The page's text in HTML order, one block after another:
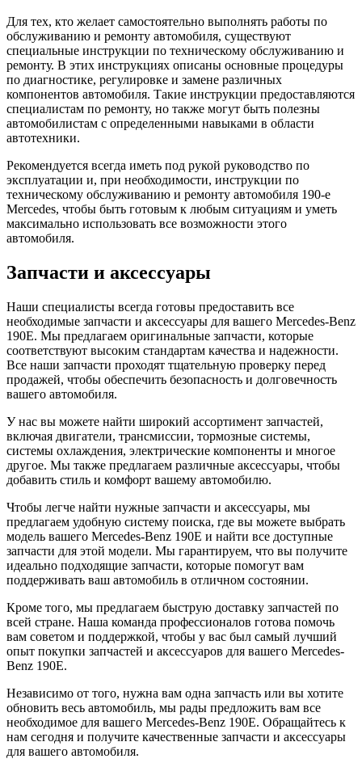
Для тех, кто желает самостоятельно выполнять работы по
обслуживанию и ремонту автомобиля, существуют
специальные инструкции по техническому обслуживанию и
ремонту. В этих инструкциях описаны основные процедуры
по диагностике, регулировке и замене различных
компонентов автомобиля. Такие инструкции предоставляются
специалистам по ремонту, но также могут быть полезны
автомобилистам с определенными навыками в области
автотехники.
Рекомендуется всегда иметь под рукой руководство по
эксплуатации и, при необходимости, инструкции по
техническому обслуживанию и ремонту автомобиля 190-e
Mercedes, чтобы быть готовым к любым ситуациям и уметь
максимально использовать все возможности этого
автомобиля.
Запчасти и аксессуары
Наши специалисты всегда готовы предоставить все
необходимые запчасти и аксессуары для вашего Mercedes-Benz
190E. Мы предлагаем оригинальные запчасти, которые
соответствуют высоким стандартам качества и надежности.
Все наши запчасти проходят тщательную проверку перед
продажей, чтобы обеспечить безопасность и долговечность
вашего автомобиля.
У нас вы можете найти широкий ассортимент запчастей,
включая двигатели, трансмиссии, тормозные системы,
системы охлаждения, электрические компоненты и многое
другое. Мы также предлагаем различные аксессуары, чтобы
добавить стиль и комфорт вашему автомобилю.
Чтобы легче найти нужные запчасти и аксессуары, мы
предлагаем удобную систему поиска, где вы можете выбрать
модель вашего Mercedes-Benz 190E и найти все доступные
запчасти для этой модели. Мы гарантируем, что вы получите
идеально подходящие запчасти, которые помогут вам
поддерживать ваш автомобиль в отличном состоянии.
Кроме того, мы предлагаем быструю доставку запчастей по
всей стране. Наша команда профессионалов готова помочь
вам советом и поддержкой, чтобы у вас был самый лучший
опыт покупки запчастей и аксессуаров для вашего Mercedes-
Benz 190E.
Независимо от того, нужна вам одна запчасть или вы хотите
обновить весь автомобиль, мы рады предложить вам все
необходимое для вашего Mercedes-Benz 190E. Обращайтесь к
нам сегодня и получите качественные запчасти и аксессуары
для вашего автомобиля.